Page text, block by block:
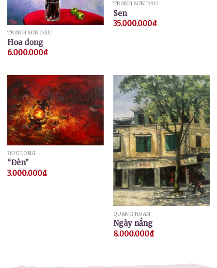
TRANH SƠN DẦU
Hoa dong
6.000.000₫
TRANH SƠN DẦU
Sen
35.000.000₫
ĐỨC LONG
“Đèn”
3.000.000₫
QUANG HOAN
Ngày nắng
8.000.000₫